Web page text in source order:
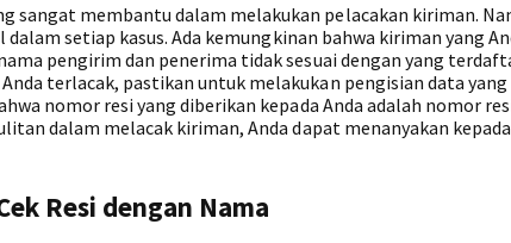
sangat membantu dalam melakukan pelacakan kiriman.
setiap kasus. Ada kemungkinan bahwa kiriman yang
pengirim dan penerima tidak sesuai dengan yang
terlacak, pastikan untuk melakukan pengisian data yang
nomor resi yang diberikan kepada Anda adalah nomor
dalam melacak kiriman, Anda dapat menanyakan
Resi dengan Nama